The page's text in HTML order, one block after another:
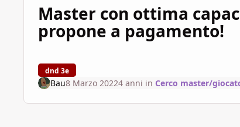
Master con ottima
propone a pagamento!
dnd 3e
Bau8 Marzo 20224 anni in Cerco master/